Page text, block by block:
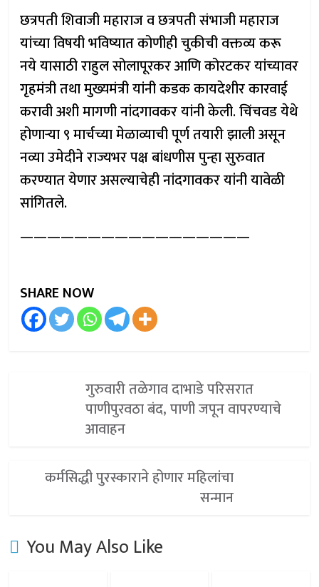
छत्रपती शिवाजी महाराज व छत्रपती संभाजी महाराज
यांच्या विषयी भविष्यात कोणीही चुकीची वक्तव्य करू
नये यासाठी राहुल सोलापूरकर आणि कोरटकर यांच्यावर
गृहमंत्री तथा मुख्यमंत्री यांनी कडक कायदेशीर कारवाई
करावी अशी मागणी नांदगावकर यांनी केली. चिंचवड येथे
होणार्‍या ९ मार्चच्या मेळाव्याची पूर्ण तयारी झाली असून
नव्या उमेदीने राज्यभर पक्ष बांधणीस पुन्हा सुरुवात
करण्यात येणार असल्याचेही नांदगावकर यांनी यावेळी
सांगितले.
—————————————————
SHARE NOW
गुरुवारी तळेगाव दाभाडे परिसरात
पाणीपुरवठा बंद, पाणी जपून वापरण्याचे
आवाहन
कर्मसिद्धी पुरस्काराने होणार महिलांचा
सन्मान
You May Also Like